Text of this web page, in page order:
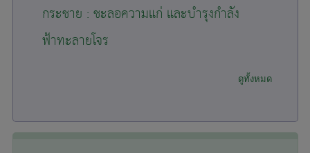
กระชาย : ชะลอความแก่ และบำรุงกำลัง
ฟ้าทะลายโจร
ดูทั้งหมด